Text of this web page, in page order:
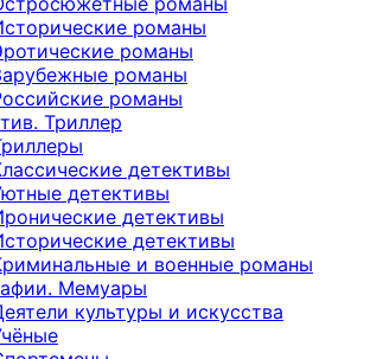
романы
романы
романы
романы
Триллер
детективы
детективы
детективы
детективы
и военные романы
Мемуары
культуры и искусства